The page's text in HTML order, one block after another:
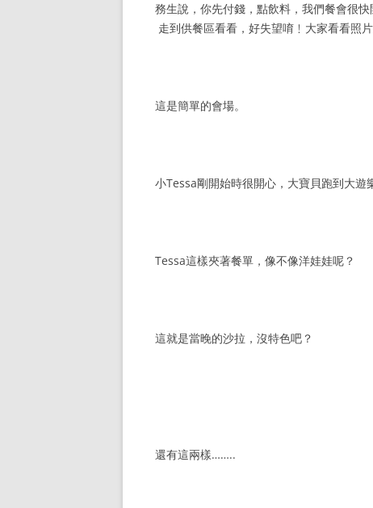
務生說，你先付錢，點飲料，我們餐會很快
走到供餐區看看，好失望唷﹗大家看看照片
這是簡單的會場。
小Tessa剛開始時很開心，大寶貝跑到大遊
Tessa這樣夾著餐單，像不像洋娃娃呢？
這就是當晚的沙拉，沒特色吧？
還有這兩樣……..